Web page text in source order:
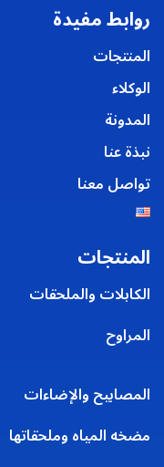
روابط مفيدة
المنتجات
الوكلاء
المدونة
نبذة عنا
تواصل معنا
المنتجات
الكابلات والملحقات
المراوح
المصابيح والإضاءات
مضخه المياه وملحقاتها